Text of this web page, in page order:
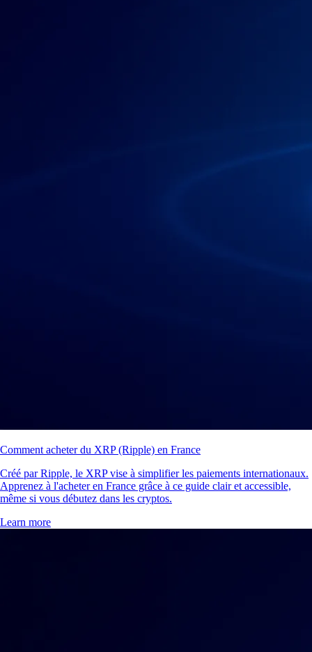
Comment acheter du XRP (Ripple) en France
Créé par Ripple, le XRP vise à simplifier les paiements internationaux.
Apprenez à l'acheter en France grâce à ce guide clair et accessible,
même si vous débutez dans les cryptos.
Learn more